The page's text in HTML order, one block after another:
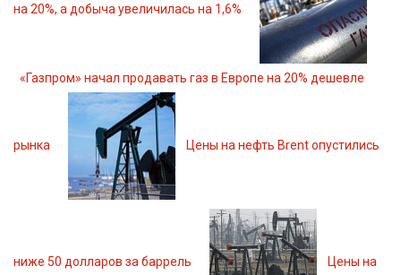
на 20%, а добыча увеличилась на 1,6%
«Газпром» начал продавать газ в Европе на 20% дешевле
рынка Цены на нефть Brent опустились
ниже 50 долларов за баррель Цены на